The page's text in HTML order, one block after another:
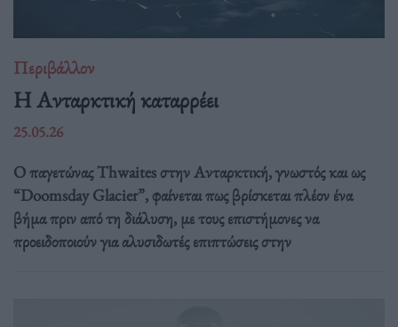
Περιβάλλον
Η Ανταρκτική καταρρέει
25.05.26
Ο παγετώνας Thwaites στην Ανταρκτική, γνωστός και ως
“Doomsday Glacier”, φαίνεται πως βρίσκεται πλέον ένα
βήμα πριν από τη διάλυση, με τους επιστήμονες να
προειδοποιούν για αλυσιδωτές επιπτώσεις στην